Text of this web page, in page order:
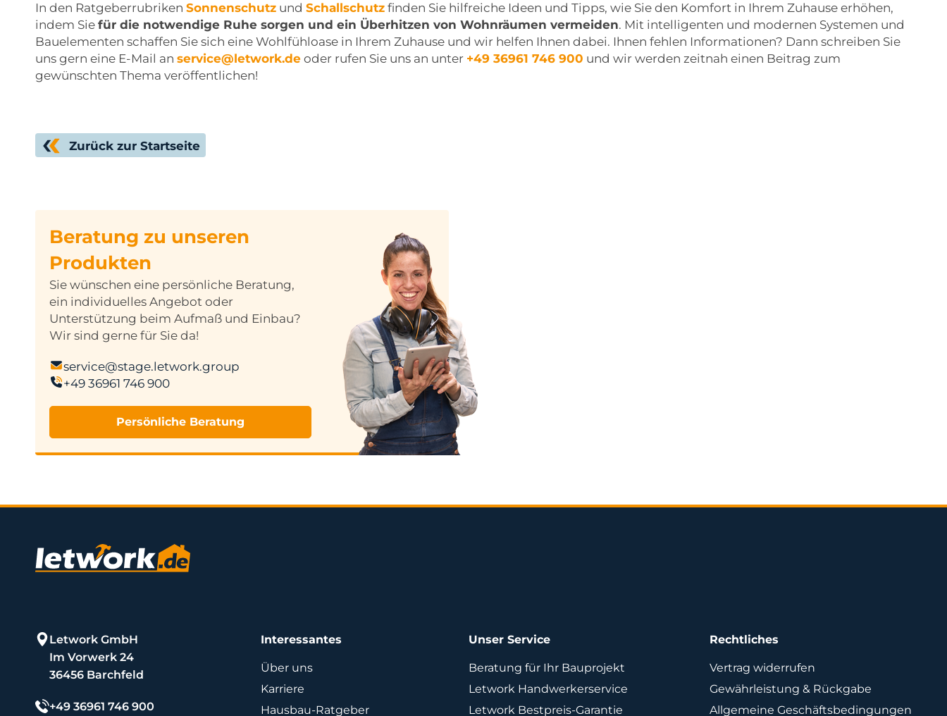
In den Ratgeberrubriken Sonnenschutz und Schallschutz finden Sie hilfreiche Ideen und Tipps, wie Sie den Komfort in Ihrem Zuhause erhöhen,
indem Sie für die notwendige Ruhe sorgen und ein Überhitzen von Wohnräumen vermeiden. Mit intelligenten und modernen Systemen und
Bauelementen schaffen Sie sich eine Wohlfühloase in Ihrem Zuhause und wir helfen Ihnen dabei. Ihnen fehlen Informationen? Dann schreiben Sie
uns gern eine E-Mail an service@letwork.de oder rufen Sie uns an unter +49 36961 746 900 und wir werden zeitnah einen Beitrag zum
gewünschten Thema veröffentlichen!
Zurück zur Startseite
Beratung zu unseren
Produkten
Sie wünschen eine persönliche Beratung,
ein individuelles Angebot oder
Unterstützung beim Aufmaß und Einbau?
Wir sind gerne für Sie da!
service@stage.letwork.group
+49 36961 746 900
Persönliche Beratung
Letwork GmbH
Im Vorwerk 24
36456 Barchfeld
+49 36961 746 900
Interessantes
Über uns
Karriere
Hausbau-Ratgeber
Unser Service
Beratung für Ihr Bauprojekt
Letwork Handwerkerservice
Letwork Bestpreis-Garantie
Rechtliches
Vertrag widerrufen
Gewährleistung & Rückgabe
Allgemeine Geschäftsbedingungen